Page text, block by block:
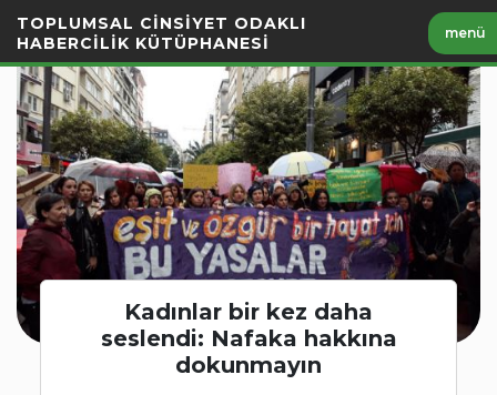
Geç
TOPLUMSAL CİNSİYET ODAKLI
HABERCİLİK KÜTÜPHANESİ
menü
Kadınlar bir kez daha
seslendi: Nafaka hakkına
dokunmayın